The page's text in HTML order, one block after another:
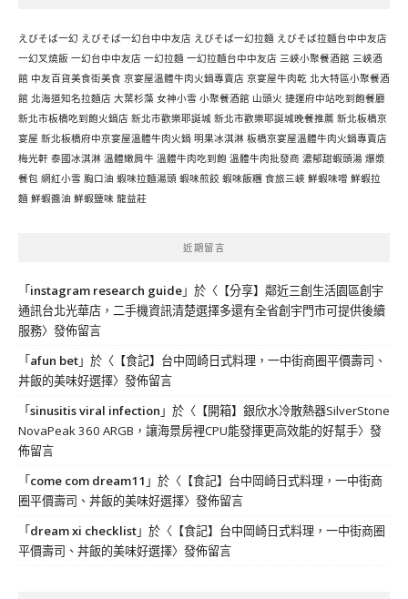
えびそば一幻 えびそば一幻台中中友店 えびそば一幻拉麵 えびそば拉麵台中中友店
一幻叉燒飯 一幻台中中友店 一幻拉麵 一幻拉麵台中中友店 三峽小聚餐酒館 三峽酒
館 中友百貨美食街美食 京宴屋溫體牛肉火鍋專賣店 京宴屋牛肉乾 北大特區小聚餐酒
館 北海道知名拉麵店 大葉杉藻 女神小雪 小聚餐酒館 山頭火 捷運府中站吃到飽餐廳
新北市板橋吃到飽火鍋店 新北市歡樂耶誕城 新北市歡樂耶誕城晚餐推薦 新北板橋京
宴屋 新北板橋府中京宴屋溫體牛肉火鍋 明果冰淇淋 板橋京宴屋溫體牛肉火鍋專賣店
梅光軒 泰國冰淇淋 溫體嫩肩牛 溫體牛肉吃到飽 溫體牛肉批發商 濃郁甜蝦頭湯 爆漿
餐包 網紅小雪 胸口油 蝦味拉麵湯頭 蝦味煎餃 蝦味飯糰 食旅三峽 鮮蝦味噌 鮮蝦拉
麵 鮮蝦醬油 鮮蝦鹽味 龍益莊
近期留言
「instagram research guide」於〈 【分享】鄰近三創生活園區創宇
通訊台北光華店，二手機資訊清楚選擇多還有全省創宇門市可提供後續
服務〉發佈留言
「afun bet」於〈 【食記】台中岡崎日式料理，一中街商圈平價壽司、
丼飯的美味好選擇〉發佈留言
「sinusitis viral infection 」於〈 【開箱】銀欣水冷散熱器SilverStone
NovaPeak 360 ARGB，讓海景房裡CPU能發揮更高效能的好幫手〉發
佈留言
「come com dream11 」於〈 【食記】台中岡崎日式料理，一中街商
圈平價壽司、丼飯的美味好選擇〉發佈留言
「dream xi checklist」於〈 【食記】台中岡崎日式料理，一中街商圈
平價壽司、丼飯的美味好選擇〉發佈留言